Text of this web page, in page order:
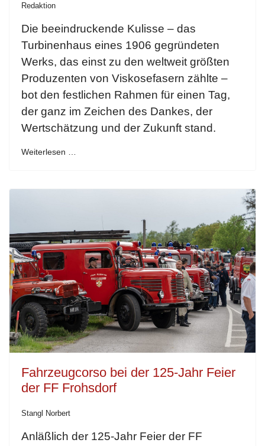
Redaktion
Die beeindruckende Kulisse – das
Turbinenhaus eines 1906 gegründeten
Werks, das einst zu den weltweit größten
Produzenten von Viskosefasern zählte –
bot den festlichen Rahmen für einen Tag,
der ganz im Zeichen des Dankes, der
Wertschätzung und der Zukunft stand.
Weiterlesen …
Fahrzeugcorso bei der 125-Jahr Feier
der FF Frohsdorf
Stangl Norbert
Anläßlich der 125-Jahr Feier der FF